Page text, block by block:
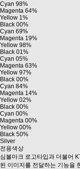
Cyan 98%
Magenta 64%
Yellow 1%
Black 00%
Cyan 69%
Magenta 19%
Yellow 98%
Black 01%
Cyan 05%
Magenta 63%
Yellow 97%
Black 00%
Cyan 84%
Magenta 14%
Yellow 02%
Black 00%
Cyan 00%
Magenta 00%
Yellow 00%
Black 50%
Silver
전용색상
심볼마크 로고타입과 더불어
된 이미지를 전달하는 기능을